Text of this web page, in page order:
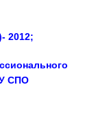
2012;
СПО